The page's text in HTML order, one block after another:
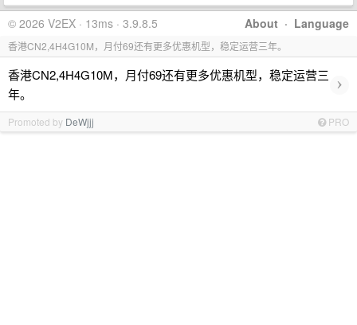
About · Language
© 2026 V2EX · 13ms · 3.9.8.5
香港CN2,4H4G10M，月付69还有更多优惠机型，稳定运营三年。
香港CN2,4H4G10M，月付69还有更多优惠机型，稳定运营三
年。
›
Promoted by DeWjjj PRO